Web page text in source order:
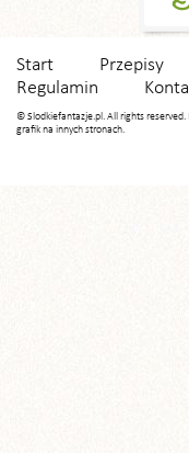
Start Przepisy
Regulamin
© Slodkiefantazje.pl. All rights
grafik na innych stronach.